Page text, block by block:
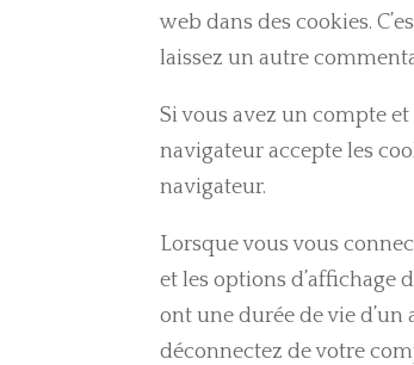
web dans des cookies.
laissez un autre
Si vous avez un compte
navigateur accepte les
navigateur.
Lorsque vous vous
et les options d’affichage
ont une durée de vie d’un
déconnectez de votre